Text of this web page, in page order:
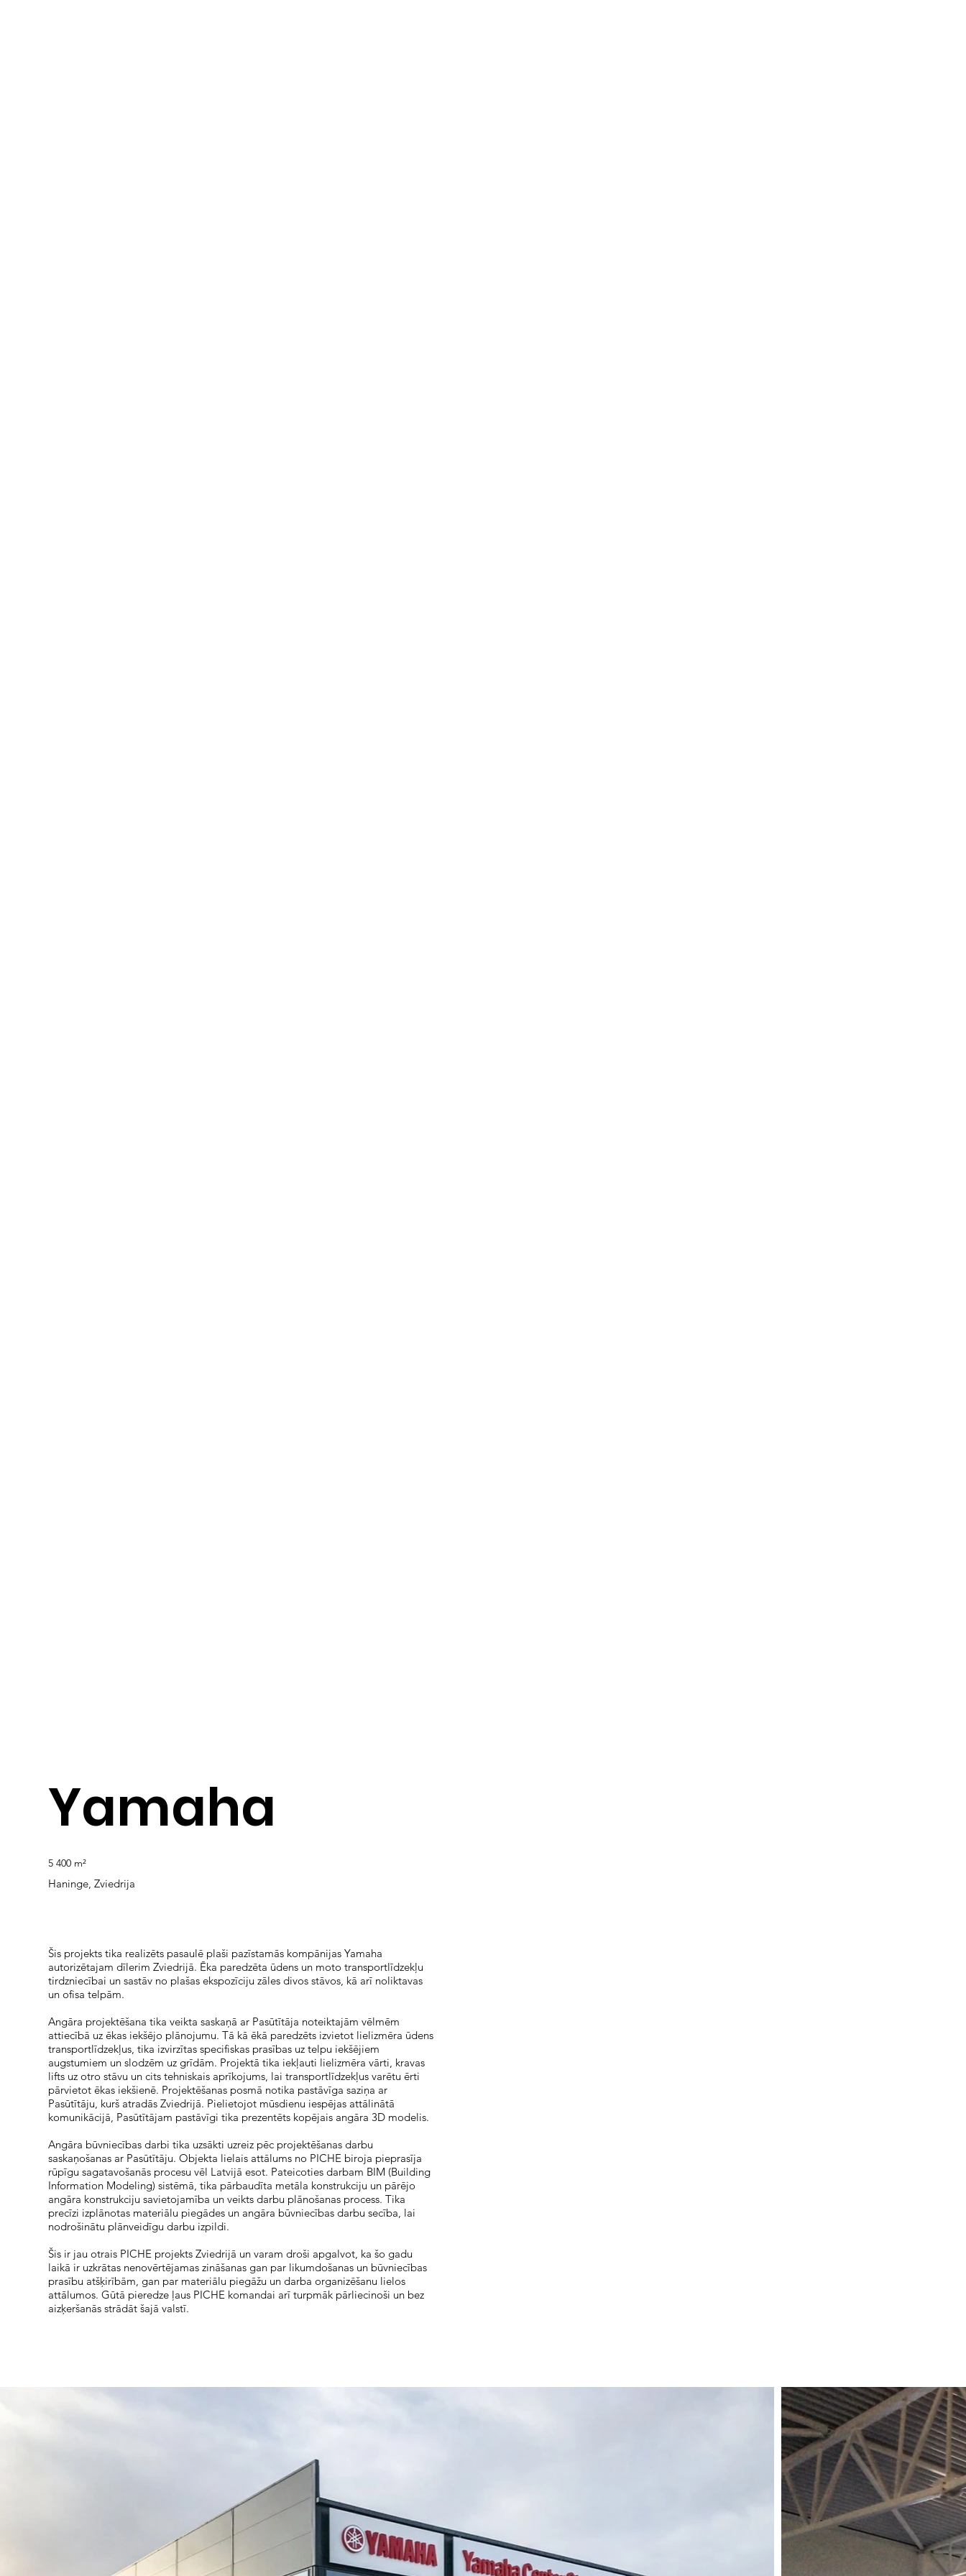
Yamaha
5 400 m²
Haninge, Zviedrija
Šis projekts tika realizēts pasaulē plaši pazīstamās kompānijas Yamaha
autorizētajam dīlerim Zviedrijā. Ēka paredzēta ūdens un moto transportlīdzekļu
tirdzniecībai un sastāv no plašas ekspozīciju zāles divos stāvos, kā arī noliktavas
un ofisa telpām.
Angāra projektēšana tika veikta saskaņā ar Pasūtītāja noteiktajām vēlmēm
attiecībā uz ēkas iekšējo plānojumu. Tā kā ēkā paredzēts izvietot lielizmēra ūdens
transportlīdzekļus, tika izvirzītas specifiskas prasības uz telpu iekšējiem
augstumiem un slodzēm uz grīdām. Projektā tika iekļauti lielizmēra vārti, kravas
lifts uz otro stāvu un cits tehniskais aprīkojums, lai transportlīdzekļus varētu ērti
pārvietot ēkas iekšienē. Projektēšanas posmā notika pastāvīga saziņa ar
Pasūtītāju, kurš atradās Zviedrijā. Pielietojot mūsdienu iespējas attālinātā
komunikācijā, Pasūtītājam pastāvīgi tika prezentēts kopējais angāra 3D modelis.
Angāra būvniecības darbi tika uzsākti uzreiz pēc projektēšanas darbu
saskaņošanas ar Pasūtītāju. Objekta lielais attālums no PICHE biroja pieprasīja
rūpīgu sagatavošanās procesu vēl Latvijā esot. Pateicoties darbam BIM (Building
Information Modeling) sistēmā, tika pārbaudīta metāla konstrukciju un pārējo
angāra konstrukciju savietojamība un veikts darbu plānošanas process. Tika
precīzi izplānotas materiālu piegādes un angāra būvniecības darbu secība, lai
nodrošinātu plānveidīgu darbu izpildi.
Šis ir jau otrais PICHE projekts Zviedrijā un varam droši apgalvot, ka šo gadu
laikā ir uzkrātas nenovērtējamas zināšanas gan par likumdošanas un būvniecības
prasību atšķirībām, gan par materiālu piegāžu un darba organizēšanu lielos
attālumos. Gūtā pieredze ļaus PICHE komandai arī turpmāk pārliecinoši un bez
aizķeršanās strādāt šajā valstī.